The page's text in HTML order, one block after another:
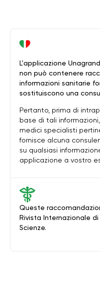
Queste
Rivista Internazionale
Scienze.
L'applicazione
non può contenere
informazioni sanitarie
sostituiscono una
Pertanto, prima di
base di tali
medici specialisti
fornisce alcuna
su qualsiasi
applicazione a vostro